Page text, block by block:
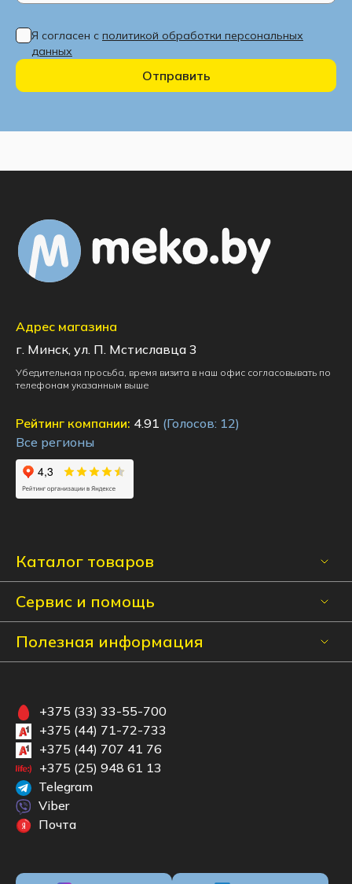
Я согласен с политикой обработки персональных
данных
Отправить
Каталог товаров
Сервис и помощь
Полезная информация
Адрес магазина
г. Минск, ул. П. Мстиславца 3
Убедительная просьба, время визита в наш офис согласовывать по
телефонам указанным выше
Рейтинг компании: 4.91 (Голосов: 12)
Все регионы
+375 (33) 33-55-700
+375 (44) 71-72-733
+375 (44) 707 41 76
+375 (25) 948 61 13
Telegram
Viber
Почта